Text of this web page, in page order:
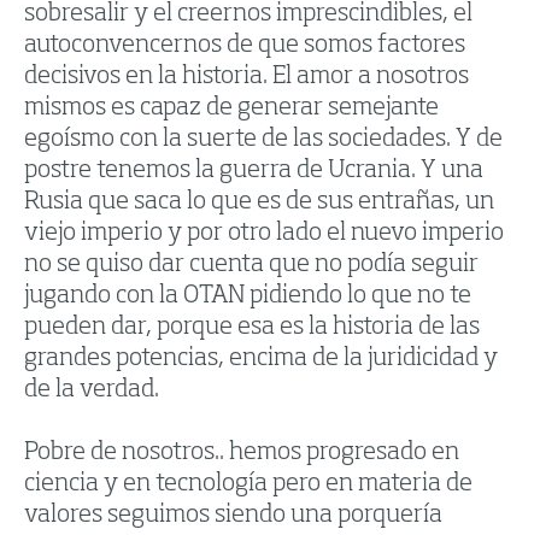
sobresalir y el creernos imprescindibles, el
autoconvencernos de que somos factores
decisivos en la historia. El amor a nosotros
mismos es capaz de generar semejante
egoísmo con la suerte de las sociedades. Y de
postre tenemos la guerra de Ucrania. Y una
Rusia que saca lo que es de sus entrañas, un
viejo imperio y por otro lado el nuevo imperio
no se quiso dar cuenta que no podía seguir
jugando con la OTAN pidiendo lo que no te
pueden dar, porque esa es la historia de las
grandes potencias, encima de la juridicidad y
de la verdad.
Pobre de nosotros.. hemos progresado en
ciencia y en tecnología pero en materia de
valores seguimos siendo una porquería